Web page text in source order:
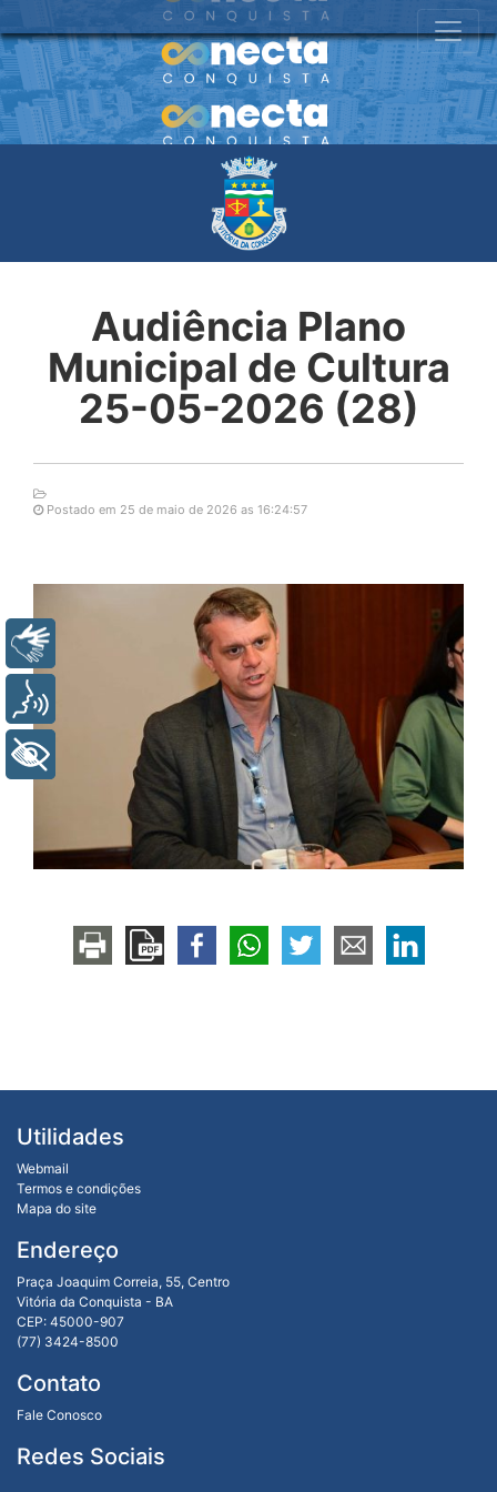
Audiência Plano
Municipal de Cultura
25-05-2026 (28)
Postado em 25 de maio de 2026 as 16:24:57
Utilidades
Webmail
Termos e condições
Mapa do site
Endereço
Praça Joaquim Correia, 55, Centro
Vitória da Conquista - BA
CEP: 45000-907
(77) 3424-8500
Contato
Fale Conosco
Redes Sociais
+ Acessibilidade